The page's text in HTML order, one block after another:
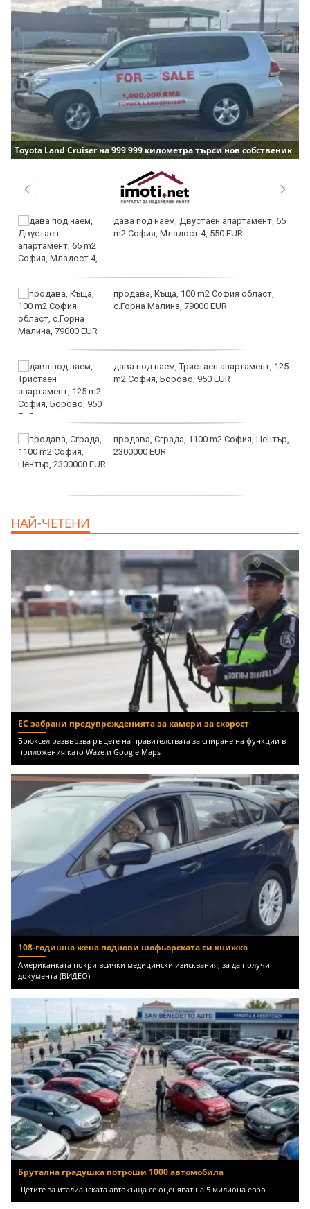
Toyota Land Cruiser на 999 999 километра търси нов собственик
дава под наем, Двустаен апартамент, 65
m2 София, Младост 4, 550 EUR
продава, Къща, 100 m2 София област,
с.Горна Малина, 79000 EUR
дава под наем, Тристаен апартамент, 125
m2 София, Борово, 950 EUR
продава, Сграда, 1100 m2 София, Център,
2300000 EUR
НАЙ-ЧЕТЕНИ
ЕС забрани предупрежденията за камери за скорост
Брюксел развързва ръцете на правителствата за спиране на функции в
приложения като Waze и Google Maps
108-годишна жена поднови шофьорската си книжка
Американката покри всички медицински изисквания, за да получи
документа (ВИДЕО)
Брутална градушка потроши 1000 автомобила
Щетите за италианската автокъща се оценяват на 5 милиона евро